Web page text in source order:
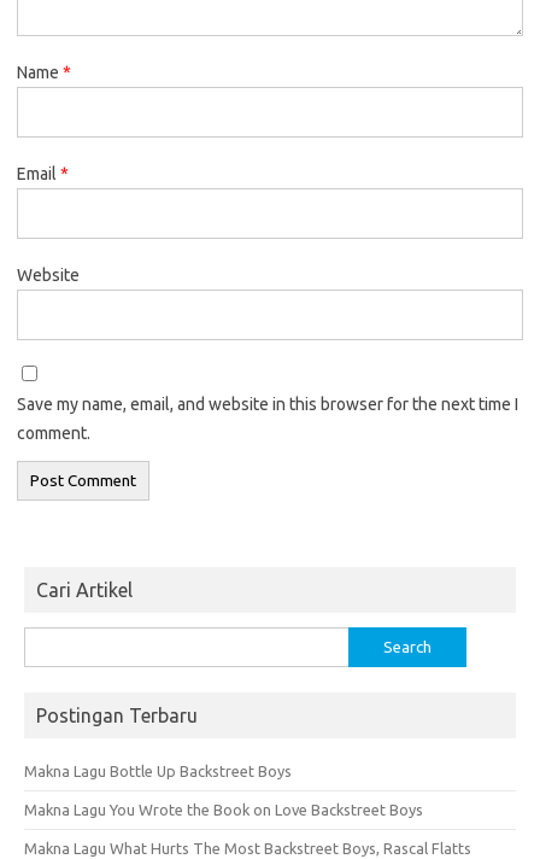
Name *
Email *
Website
Save my name, email, and website in this browser for the next time I
comment.
Cari Artikel
for:
Postingan Terbaru
Makna Lagu Bottle Up Backstreet Boys
Makna Lagu You Wrote the Book on Love Backstreet Boys
Makna Lagu What Hurts The Most Backstreet Boys, Rascal Flatts